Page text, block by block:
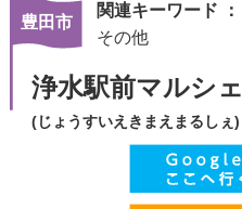
豊田市
関連キーワード ：
その他
浄水駅前マルシェ
(じょうすいえきまえまるしぇ)